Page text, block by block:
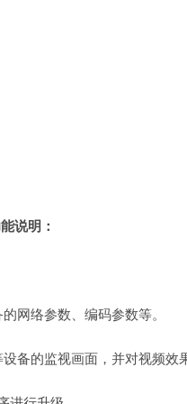
说明：
网络参数、编码参数等。
备的监视画面，并对视频效